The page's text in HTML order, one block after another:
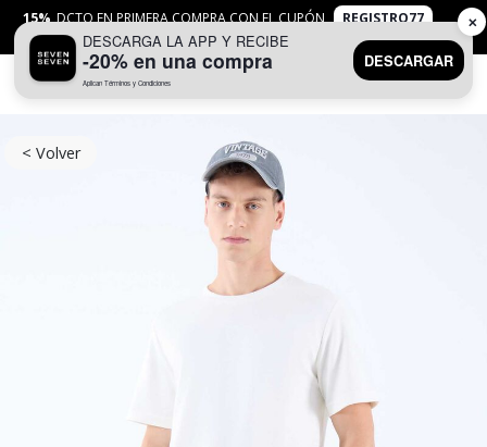
15% DCTO EN PRIMERA COMPRA CON EL CUPÓN
REGISTRO77
APLICANTYC
< Volver
DESCARGA LA APP Y RECIBE
-20% en una compra
Aplican Términos y Condiciones
DESCARGAR
✕